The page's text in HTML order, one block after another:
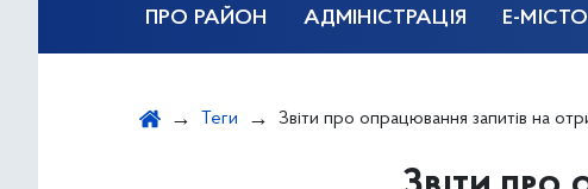
ПРО РАЙОН АДМІНІСТРАЦІЯ Е-МІСТО
Теги Звіти про опрацювання запитів на отримання публічної